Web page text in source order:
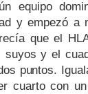
equipo
y empezó a
que el
suyos y el
puntos.
cuarto con